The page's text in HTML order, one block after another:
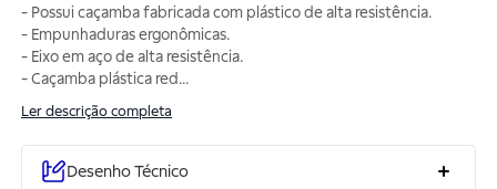
- Possui caçamba fabricada com plástico de alta resistência.
- Empunhaduras ergonômicas.
- Eixo em aço de alta resistência.
- Caçamba plástica red ...
Ler descrição completa
Desenho Técnico